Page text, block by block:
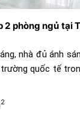
2 phòng ngủ tại
nhà đủ ánh
quốc tế
2